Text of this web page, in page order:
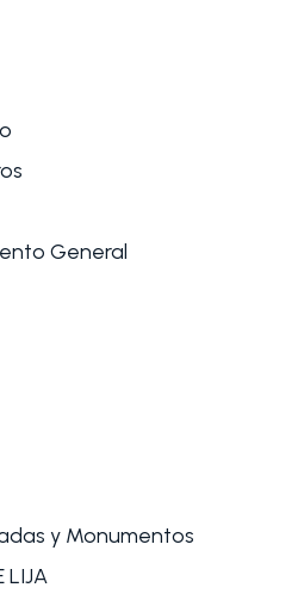
General
y Monumentos
LIJA